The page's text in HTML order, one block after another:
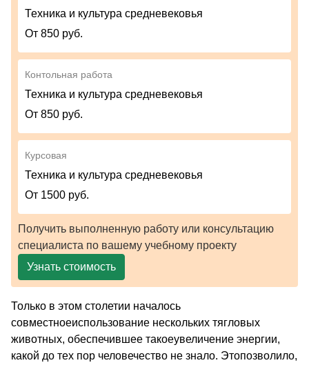
Техника и культура средневековья
От 850 руб.
Контольная работа
Техника и культура средневековья
От 850 руб.
Курсовая
Техника и культура средневековья
От 1500 руб.
Получить выполненную работу или консультацию
специалиста по вашему учебному проекту
Узнать стоимость
Только в этом столетии началось
совместноеиспользование нескольких тягловых
животных, обеспечившее такоеувеличение энергии,
какой до тех пор человечество не знало. Этопозволило,